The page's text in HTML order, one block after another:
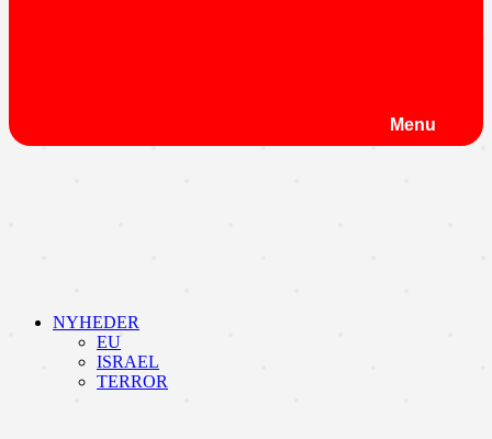
Menu
NYHEDER
EU
ISRAEL
TERROR